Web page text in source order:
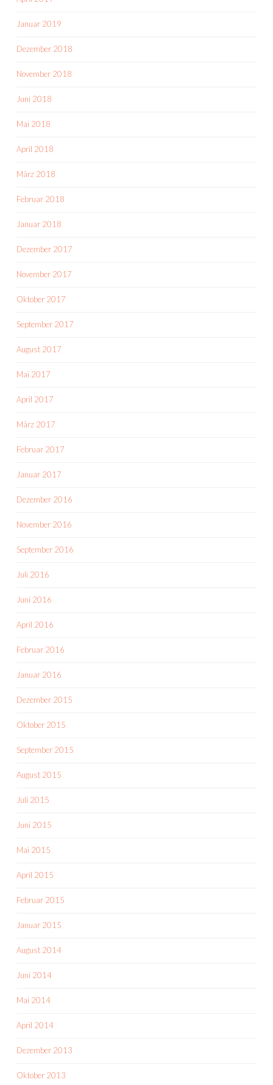
Januar 2019
Dezember 2018
November 2018
Juni 2018
Mai 2018
April 2018
März 2018
Februar 2018
Januar 2018
Dezember 2017
November 2017
Oktober 2017
September 2017
August 2017
Mai 2017
April 2017
März 2017
Februar 2017
Januar 2017
Dezember 2016
November 2016
September 2016
Juli 2016
Juni 2016
April 2016
Februar 2016
Januar 2016
Dezember 2015
Oktober 2015
September 2015
August 2015
Juli 2015
Juni 2015
Mai 2015
April 2015
Februar 2015
Januar 2015
August 2014
Juni 2014
Mai 2014
April 2014
Dezember 2013
Oktober 2013